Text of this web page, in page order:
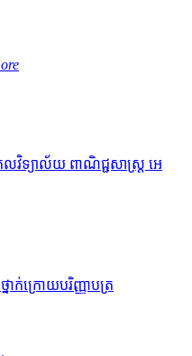
កលវិទ្យាល័យ ពាណិជ្ជសាស្រ្ត អេ
នាក់​ក្រោយ​បរិញ្ញាបត្រ